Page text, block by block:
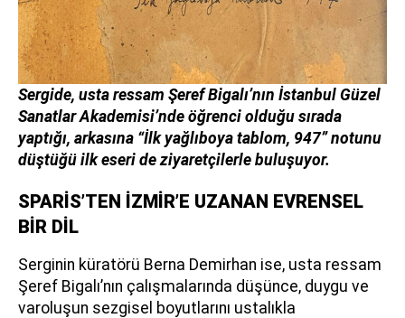
Sergide, usta ressam Şeref Bigalı’nın İstanbul Güzel
Sanatlar Akademisi’nde öğrenci olduğu sırada
yaptığı, arkasına “İlk yağlıboya tablom, 947” notunu
düştüğü ilk eseri de ziyaretçilerle buluşuyor.
SPARİS’TEN İZMİR’E UZANAN EVRENSEL
BİR DİL
Serginin küratörü Berna Demirhan ise, usta ressam
Şeref Bigalı’nın çalışmalarında düşünce, duygu ve
varoluşun sezgisel boyutlarını ustalıkla